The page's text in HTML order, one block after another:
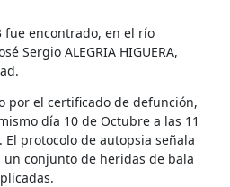
fue encontrado, en el río
Sergio ALEGRIA HIGUERA,
por el certificado de defunción,
día 10 de Octubre a las 11
protocolo de autopsia señala
un conjunto de heridas de bala